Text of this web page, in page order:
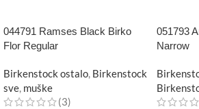
044791 Ramses Black Birko
Flor Regular
Birkenstock ostalo, Birkenstock
sve, muške
(3)
051793
Narrow